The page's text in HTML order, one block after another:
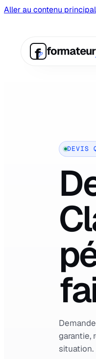
Aller au contenu principal
fp formateur
DEVIS
garantie,
situation.